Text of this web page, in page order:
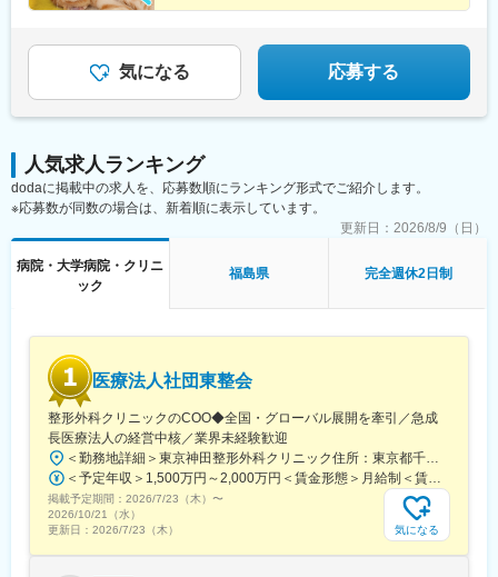
気になる 応募する
人気求人ランキング
dodaに掲載中の求人を、応募数順にランキング形式でご紹介します。
※応募数が同数の場合は、新着順に表示しています。
更新日： 2026/8/9（日）
病院・大学病院・クリニ
ック
福島県 完全週休2日制
医療法人社団東整会
整形外科クリニックのCOO◆全国・グローバル展開を牽引／急成
長医療法人の経営中核／業界未経験歓迎
＜勤務地詳細＞東京神田整形外科クリニック住所：東京都千代田区鍛冶町2丁目8-6 メディカルプライム神田3F勤務地最寄駅：JR山手線／神田駅受動喫煙対策：屋内全面禁煙変更の範囲：会社の定める事業所
＜予定年収＞1,500万円～2,000万円＜賃金形態＞月給制＜賃金内訳＞月額（基本給）：1,200,000円～1,500,000円＜月給＞1,200,000円～1,500,000円＜昇給有無＞有＜残業手当＞有＜給与補足＞※経験やスキルを考慮して決定します。■昇給：年1回■賞与：年2回賃金はあくまでも目安の金額であり、選考を通じて上下する可能性があります。月給(月額)は固定手当を含めた表記です。
掲載予定期間： 2026/7/23（木） 〜
2026/10/21（水）
更新日： 2026/7/23（木） 気になる